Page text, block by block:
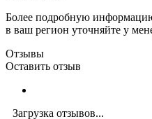
Более подробную
в ваш регион уточняйте у
Отзывы
Оставить отзыв
Загрузка отзывов...